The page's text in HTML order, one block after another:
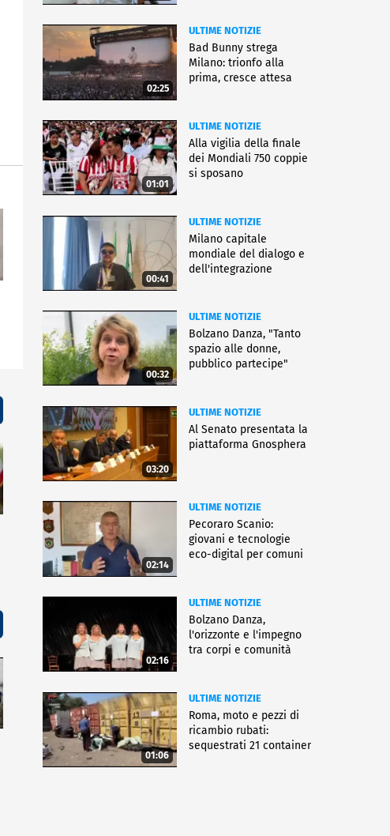
02:25
ULTIME NOTIZIE
Bad Bunny strega
Milano: trionfo alla
prima, cresce attesa
01:01
ULTIME NOTIZIE
Alla vigilia della finale
dei Mondiali 750 coppie
si sposano
00:41
ULTIME NOTIZIE
Milano capitale
mondiale del dialogo e
dell'integrazione
00:32
ULTIME NOTIZIE
Bolzano Danza, "Tanto
spazio alle donne,
pubblico partecipe"
03:20
ULTIME NOTIZIE
Al Senato presentata la
piattaforma Gnosphera
02:14
ULTIME NOTIZIE
Pecoraro Scanio:
giovani e tecnologie
eco-digital per comuni
02:16
ULTIME NOTIZIE
Bolzano Danza,
l'orizzonte e l'impegno
tra corpi e comunità
01:06
ULTIME NOTIZIE
Roma, moto e pezzi di
ricambio rubati:
sequestrati 21 container